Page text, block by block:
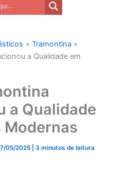
Tramontina
a Qualidade em
a Qualidade
Modernas
05/2025 |3 minutos de leitura